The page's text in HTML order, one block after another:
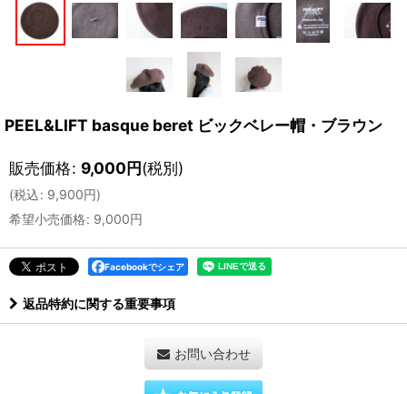
PEEL&LIFT basque beret ビックベレー帽・ブラウン
販売価格: 9,000円(税別)
(税込: 9,900円)
希望小売価格: 9,000円
Facebookでシェア
返品特約に関する重要事項
お問い合わせ